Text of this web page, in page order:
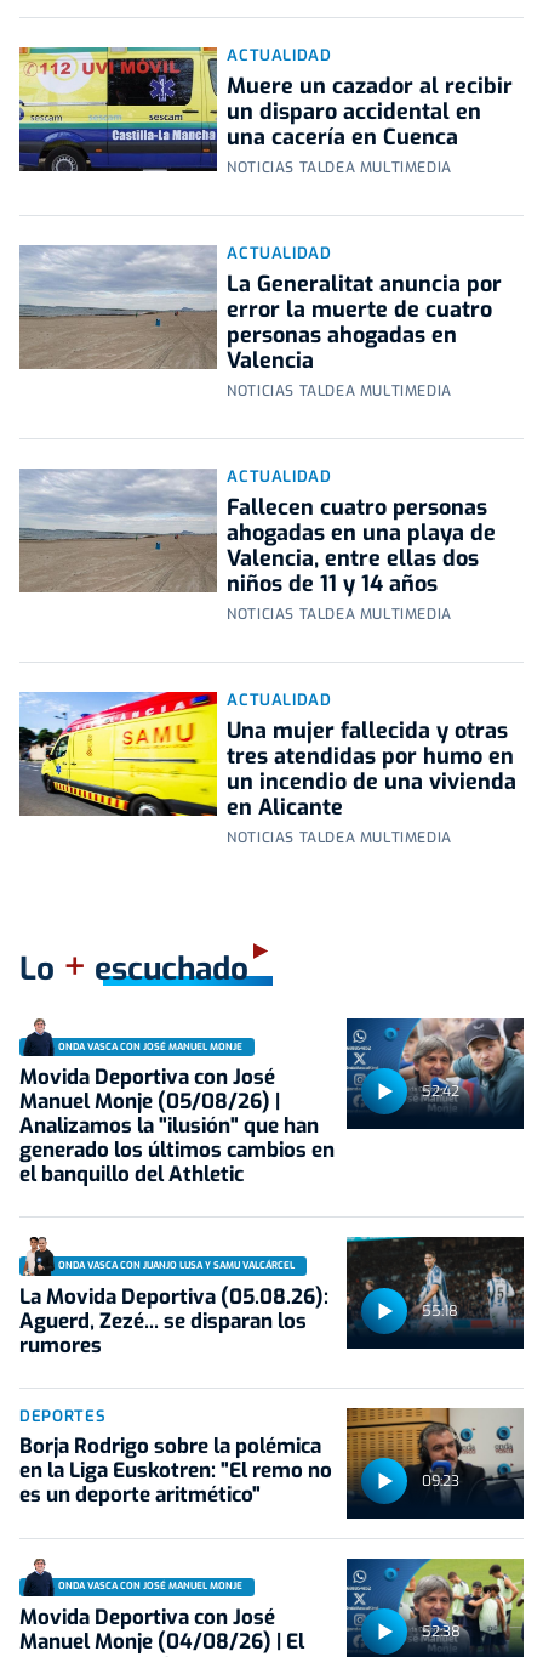
ACTUALIDAD
Muere un cazador al recibir
un disparo accidental en
una cacería en Cuenca
NOTICIAS TALDEA MULTIMEDIA
ACTUALIDAD
La Generalitat anuncia por
error la muerte de cuatro
personas ahogadas en
Valencia
NOTICIAS TALDEA MULTIMEDIA
ACTUALIDAD
Fallecen cuatro personas
ahogadas en una playa de
Valencia, entre ellas dos
niños de 11 y 14 años
NOTICIAS TALDEA MULTIMEDIA
ACTUALIDAD
Una mujer fallecida y otras
tres atendidas por humo en
un incendio de una vivienda
en Alicante
NOTICIAS TALDEA MULTIMEDIA
Lo + escuchado
52:42
ONDA VASCA CON JOSÉ MANUEL MONJE
Movida Deportiva con José
Manuel Monje (05/08/26) |
Analizamos la "ilusión" que han
generado los últimos cambios en
el banquillo del Athletic
55:18
ONDA VASCA CON JUANJO LUSA Y SAMU VALCÁRCEL
La Movida Deportiva (05.08.26):
Aguerd, Zezé... se disparan los
rumores
09:23
DEPORTES
Borja Rodrigo sobre la polémica
en la Liga Euskotren: "El remo no
es un deporte aritmético"
52:38
ONDA VASCA CON JOSÉ MANUEL MONJE
Movida Deportiva con José
Manuel Monje (04/08/26) | El